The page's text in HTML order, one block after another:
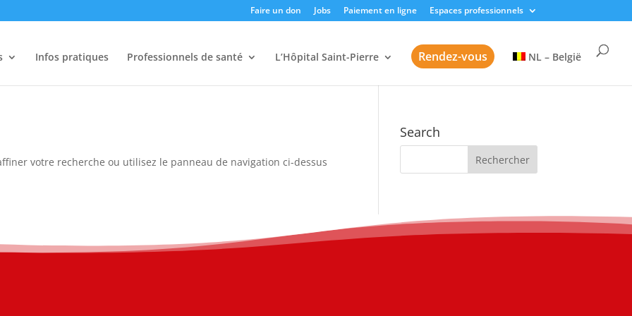
Faire un don Jobs Paiement en ligne Espaces professionnels
Infos pratiques Professionnels de santé L’Hôpital Saint-Pierre Rendez-vous NL – België
votre recherche ou utilisez le panneau de navigation ci-dessus
Search